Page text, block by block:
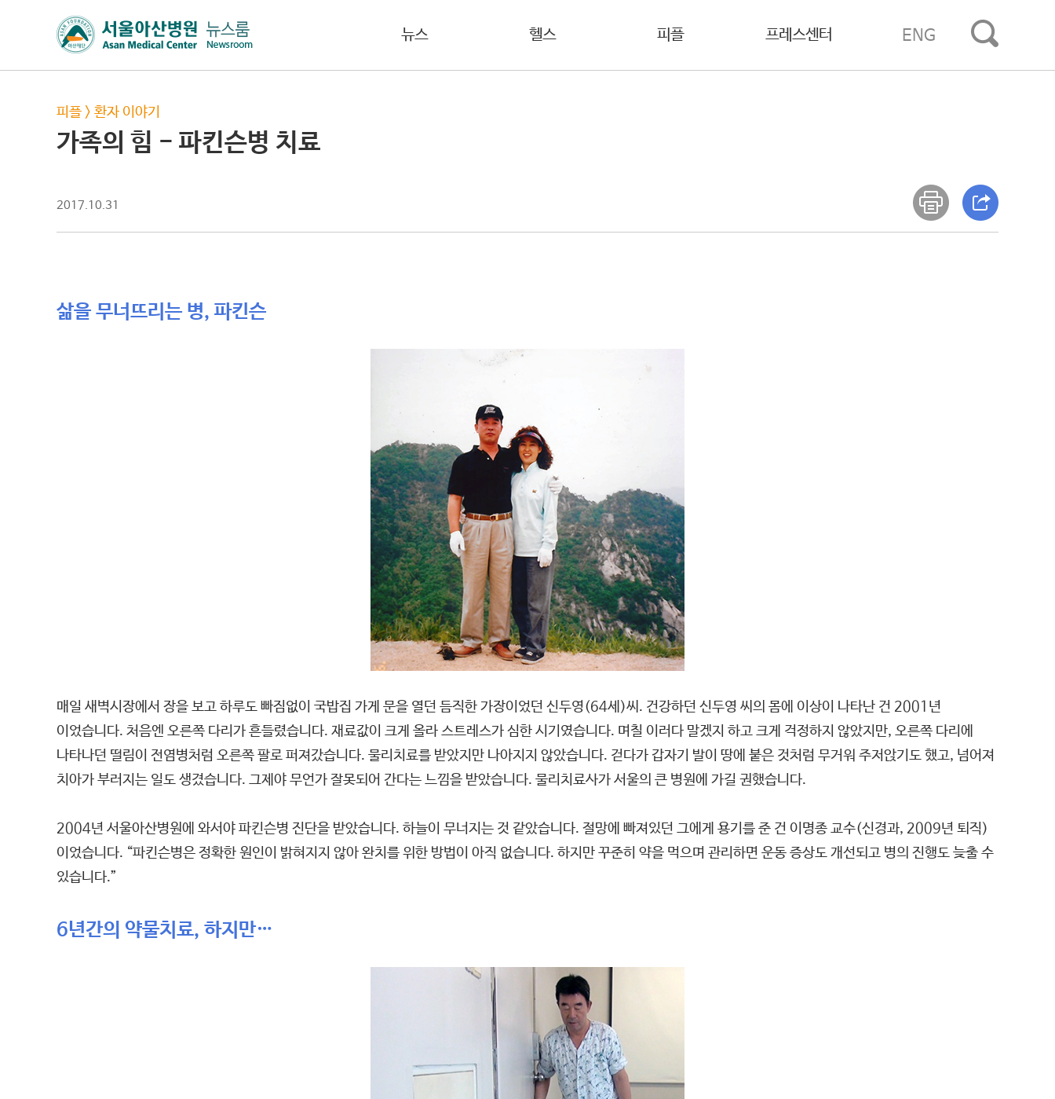
뉴스 헬스 피플 프레스센터 ENG
피플 > 환자 이야기
가족의 힘 - 파킨슨병 치료
2017.10.31
삶을 무너뜨리는 병, 파킨슨
매일 새벽시장에서 장을 보고 하루도 빠짐없이 국밥집 가게 문을 열던 듬직한 가장이었던 신두영(64세)씨. 건강하던 신두영 씨의 몸에 이상이 나타난 건 2001년
이었습니다. 처음엔 오른쪽 다리가 흔들렸습니다. 재료값이 크게 올라 스트레스가 심한 시기였습니다. 며칠 이러다 말겠지 하고 크게 걱정하지 않았지만, 오른쪽 다리에
나타나던 떨림이 전염병처럼 오른쪽 팔로 퍼져갔습니다. 물리치료를 받았지만 나아지지 않았습니다. 걷다가 갑자기 발이 땅에 붙은 것처럼 무거워 주저앉기도 했고, 넘어져
치아가 부러지는 일도 생겼습니다. 그제야 무언가 잘못되어 간다는 느낌을 받았습니다. 물리치료사가 서울의 큰 병원에 가길 권했습니다.
2004년 서울아산병원에 와서야 파킨슨병 진단을 받았습니다. 하늘이 무너지는 것 같았습니다. 절망에 빠져있던 그에게 용기를 준 건 이명종 교수(신경과, 2009년 퇴직)
이었습니다. “파킨슨병은 정확한 원인이 밝혀지지 않아 완치를 위한 방법이 아직 없습니다. 하지만 꾸준히 약을 먹으며 관리하면 운동 증상도 개선되고 병의 진행도 늦출 수
있습니다.”
6년간의 약물치료, 하지만…